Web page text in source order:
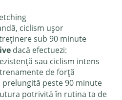
ciclism ușor
sub 90 minute
dacă efectuezi:
sau ciclism intens
de forță
prelungită peste 90 minute
potrivită în rutina ta de